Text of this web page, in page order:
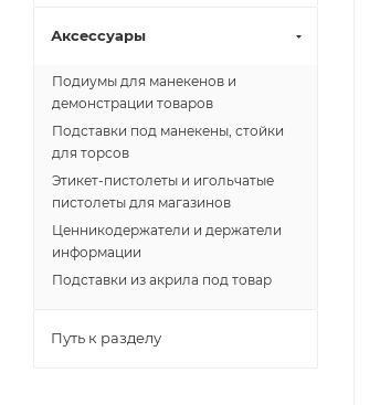
Аксессуары
Подиумы для манекенов и
демонстрации товаров
Подставки под манекены, стойки
для торсов
Этикет-пистолеты и игольчатые
пистолеты для магазинов
Ценникодержатели и держатели
информации
Подставки из акрила под товар
Путь к разделу